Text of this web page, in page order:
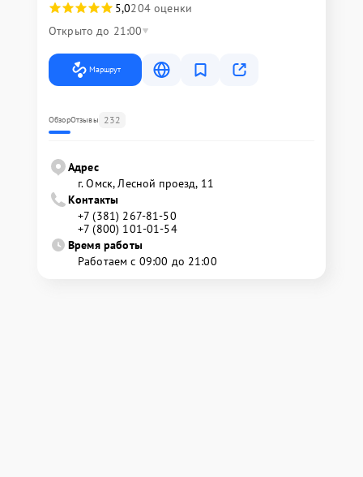
5,0204 оценки
Открыто до 21:00
Маршрут
ОбзорОтзывы 232
Адрес
г. Омск, ​Лесной проезд, 11
Контакты
+7 (381) 267-81-50
+7 (800) 101-01-54
Время работы
Работаем с 09:00 до 21:00